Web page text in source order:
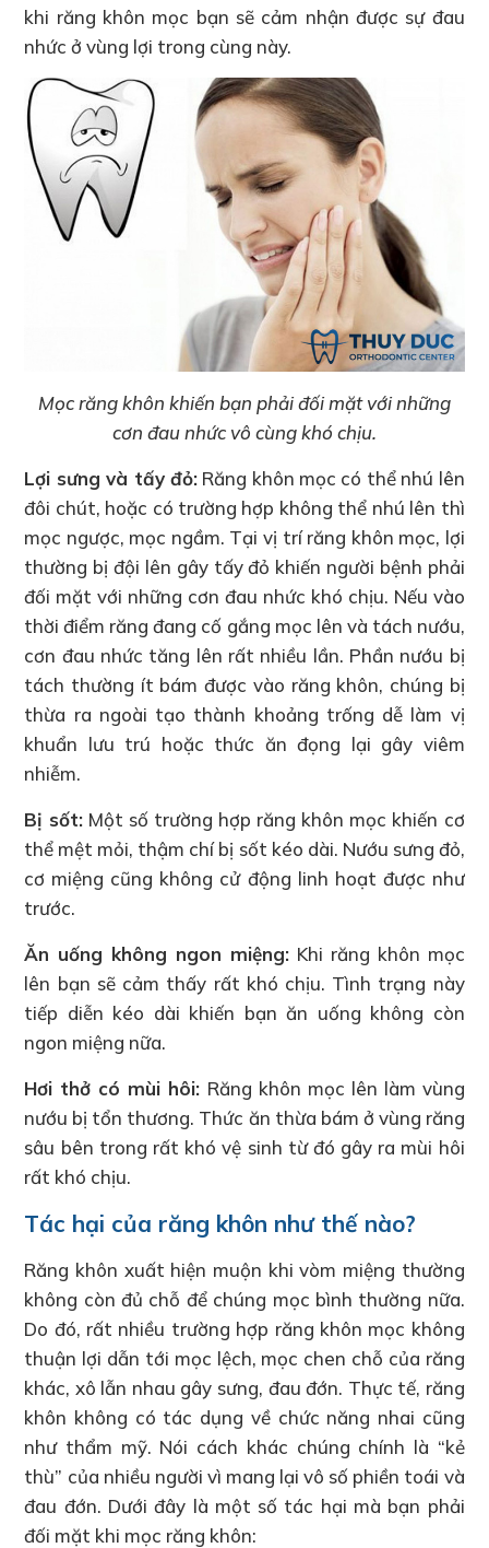
khi răng khôn mọc bạn sẽ cảm nhận được sự đau
nhức ở vùng lợi trong cùng này.
Mọc răng khôn khiến bạn phải đối mặt với những
cơn đau nhức vô cùng khó chịu.
Lợi sưng và tấy đỏ:Răng khôn mọc có thể nhú lên
đôi chút, hoặc có trường hợp không thể nhú lên thì
mọc ngược, mọc ngầm. Tại vị trí răng khôn mọc, lợi
thường bị đội lên gây tấy đỏ khiến người bệnh phải
đối mặt với những cơn đau nhức khó chịu. Nếu vào
thời điểm răng đang cố gắng mọc lên và tách nướu,
cơn đau nhức tăng lên rất nhiều lần. Phần nướu bị
tách thường ít bám được vào răng khôn, chúng bị
thừa ra ngoài tạo thành khoảng trống dễ làm vị
khuẩn lưu trú hoặc thức ăn đọng lại gây viêm
nhiễm.
Bị sốt:Một số trường hợp răng khôn mọc khiến cơ
thể mệt mỏi, thậm chí bị sốt kéo dài. Nướu sưng đỏ,
cơ miệng cũng không cử động linh hoạt được như
trước.
Ăn uống không ngon miệng: Khi răng khôn mọc
lên bạn sẽ cảm thấy rất khó chịu. Tình trạng này
tiếp diễn kéo dài khiến bạn ăn uống không còn
ngon miệng nữa.
Hơi thở có mùi hôi: Răng khôn mọc lên làm vùng
nướu bị tổn thương. Thức ăn thừa bám ở vùng răng
sâu bên trong rất khó vệ sinh từ đó gây ra mùi hôi
rất khó chịu.
Tác hại của răng khôn như thế nào?
Răng khôn xuất hiện muộn khi vòm miệng thường
không còn đủ chỗ để chúng mọc bình thường nữa.
Do đó, rất nhiều trường hợp răng khôn mọc không
thuận lợi dẫn tới mọc lệch, mọc chen chỗ của răng
khác, xô lẫn nhau gây sưng, đau đớn. Thực tế, răng
khôn không có tác dụng về chức năng nhai cũng
như thẩm mỹ. Nói cách khác chúng chính là “kẻ
thù” của nhiều người vì mang lại vô số phiền toái và
đau đớn. Dưới đây là một số tác hại mà bạn phải
đối mặt khi mọc răng khôn: